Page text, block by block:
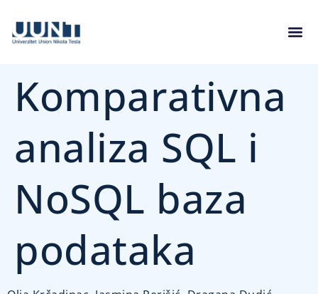
Komparativna
analiza SQL i
NoSQL baza
podataka